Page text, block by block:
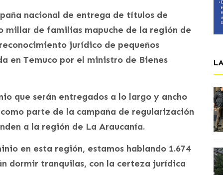
nacional de entrega de títulos de
millar de familias mapuche de la región de
jurídico de pequeños
en Temuco por el ministro de Bienes
que serán entregados a lo largo y ancho
parte de la campaña de regularización
a la región de La Araucanía.
en esta región, estamos hablando 1.674
dormir tranquilas, con la certeza jurídica